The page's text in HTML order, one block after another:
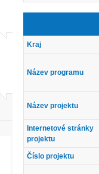
Kraj
Název programu
Název projektu
Internetové stránky
projektu
Číslo projektu